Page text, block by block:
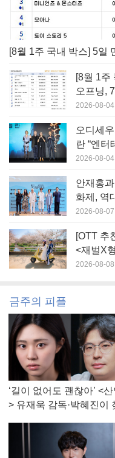
[8월 1주
오프닝,
2026-08-
오디세
란 “엔터
2026-08-
안재홍
화제, 역
2026-08-
[OTT 추
<재벌X
2026-08-
금주의 피플
‘길이 없어도 괜찮아’ <
> 유재욱 감독·박혜진이